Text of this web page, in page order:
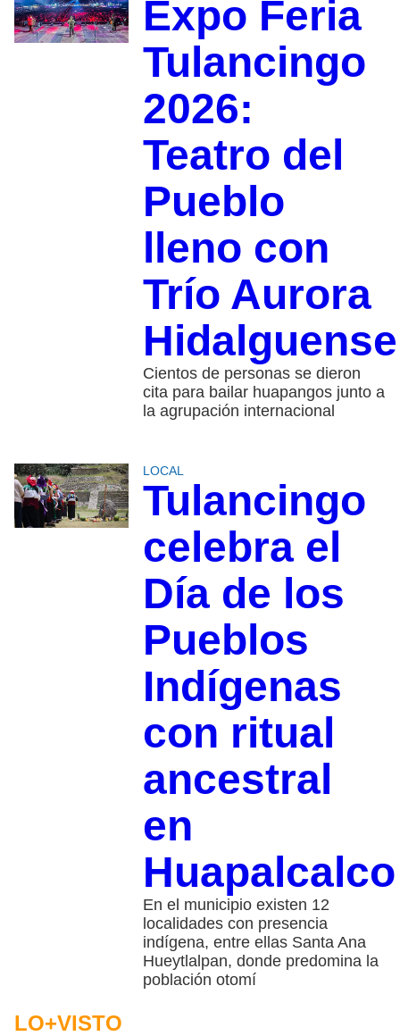
Expo Feria
Tulancingo
2026:
Teatro del
Pueblo
lleno con
Trío Aurora
Hidalguense
Cientos de personas se dieron
cita para bailar huapangos junto a
la agrupación internacional
LOCAL
Tulancingo
celebra el
Día de los
Pueblos
Indígenas
con ritual
ancestral
en
Huapalcalco
En el municipio existen 12
localidades con presencia
indígena, entre ellas Santa Ana
Hueytlalpan, donde predomina la
población otomí
LO+VISTO